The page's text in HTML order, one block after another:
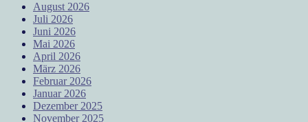
August 2026
Juli 2026
Juni 2026
Mai 2026
April 2026
März 2026
Februar 2026
Januar 2026
Dezember 2025
November 2025